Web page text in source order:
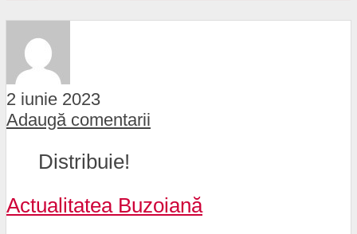
2 iunie 2023
Adaugă comentarii
Distribuie!
Actualitatea Buzoiană